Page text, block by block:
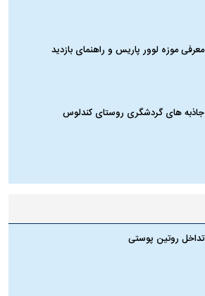
معرفی موزه لوور پاریس و راهنمای بازدید
جاذبه های گردشگری روستای کندلوس
تداخل روتین پوستی